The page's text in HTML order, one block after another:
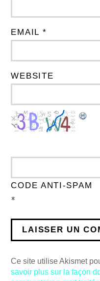
EMAIL *
WEBSITE
CODE ANTI-SPAM
*
Ce site utilise Akismet
savoir plus sur la façon